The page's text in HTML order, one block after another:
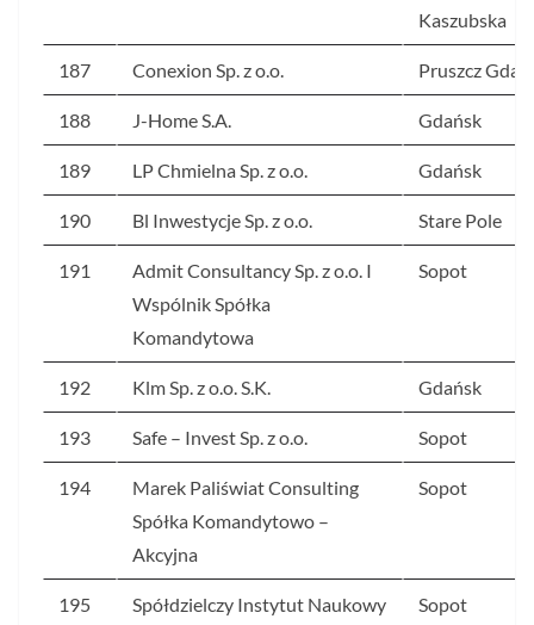
Kaszubska
187 Conexion Sp. z o.o. Pruszcz
188 J-Home S.A. Gdańsk
189 LP Chmielna Sp. z o.o. Gdańsk
190 Bl Inwestycje Sp. z o.o. Stare Pole
191
Admit Consultancy Sp. z o.o. I
Wspólnik Spółka
Komandytowa
Sopot
192 Klm Sp. z o.o. S.K. Gdańsk
193 Safe – Invest Sp. z o.o. Sopot
194
Marek Paliświat Consulting
Spółka Komandytowo –
Akcyjna
Sopot
195
Spółdzielczy Instytut Naukowy
Sopot